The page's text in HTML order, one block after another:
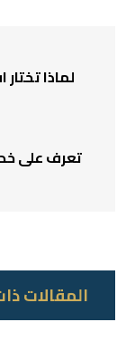
لماذا
تعرف على
المقالات